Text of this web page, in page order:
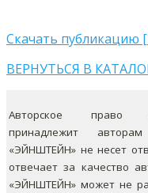
Скачать публикацию
ВЕРНУТЬСЯ В
Авторское право
принадлежит
«ЭЙНШТЕЙН» не несет
отвечает за качество
«ЭЙНШТЕЙН» может не